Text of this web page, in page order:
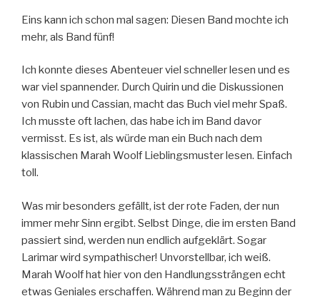
Eins kann ich schon mal sagen: Diesen Band mochte ich
mehr, als Band fünf!
Ich konnte dieses Abenteuer viel schneller lesen und es
war viel spannender. Durch Quirin und die Diskussionen
von Rubin und Cassian, macht das Buch viel mehr Spaß.
Ich musste oft lachen, das habe ich im Band davor
vermisst. Es ist, als würde man ein Buch nach dem
klassischen Marah Woolf Lieblingsmuster lesen. Einfach
toll.
Was mir besonders gefällt, ist der rote Faden, der nun
immer mehr Sinn ergibt. Selbst Dinge, die im ersten Band
passiert sind, werden nun endlich aufgeklärt. Sogar
Larimar wird sympathischer! Unvorstellbar, ich weiß.
Marah Woolf hat hier von den Handlungssträngen echt
etwas Geniales erschaffen. Während man zu Beginn der